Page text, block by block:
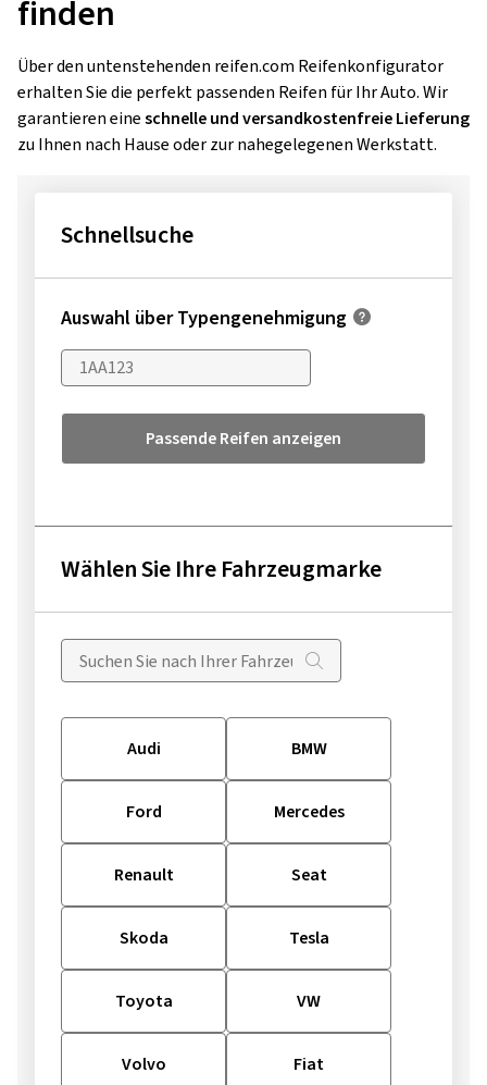
finden
Über den untenstehenden reifen.com Reifenkonfigurator
erhalten Sie die perfekt passenden Reifen für Ihr Auto. Wir
garantieren eineschnelle und versandkostenfreie Lieferung
zu Ihnen nach Hause oder zur nahegelegenen Werkstatt.
Wählen Sie Ihre Fahrzeugmarke
Audi BMW
Ford Mercedes
Renault Seat
Skoda Tesla
Toyota VW
Volvo Fiat
Schnellsuche
Auswahl über Typengenehmigung
Passende Reifen anzeigen